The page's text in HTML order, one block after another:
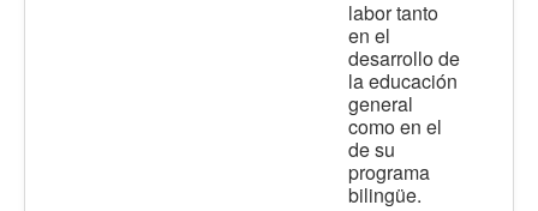
labor tanto
en el
desarrollo de
la educación
general
como en el
de su
programa
bilingüe.